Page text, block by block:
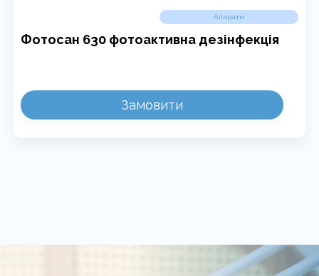
Фотосан 630 фотоактивна дезінфекція
Апарати
Замовити